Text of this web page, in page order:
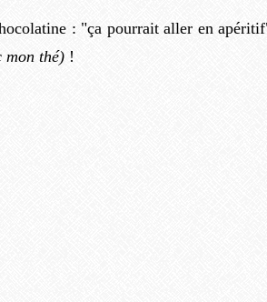
: "ça pourrait aller en
mon thé) !